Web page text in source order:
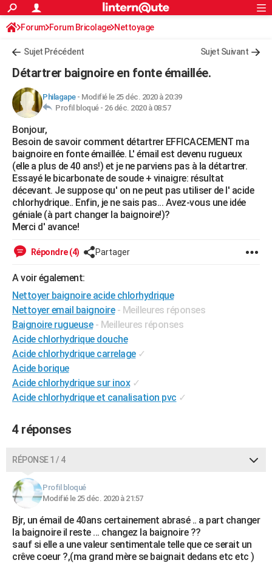
ACTUALITÉS
Politique
Société
Faits Divers
Education
Monde
Villes
+
FINANCE
Retraite
Impôts
Epargne
Immobilier
Risques naturels par ville
Banque
Assurance
Crédit
AUTO
Essais
Réserver un essai
Citadines
Berlines
SUV
Forum auto
+HIGH-TECH
Mobiles
Meilleur smartphone
Internet
Ordinateurs
Jeux vidéo
Guide high-tech
+BRICOLAGE
Forum
Aménagement intérieur
Extérieur
Cuisine
Salle de bains
Jardinage
Rangement
WEEK-END
Guides de France
Escapades
Patrimoine
Expositions
Musées
Week-end nature
LIFESTYLE
Alimentation
Guide de la santé
Maladies
Médicaments
Sommeil
Destinations
City break
Voyage nature
Voyage de noces
Forum
Climat
+
GUIDES D'ACHAT
BONS PLANS
CARTE DE VOEUX
Carte de Noël
Carte Bonne année
Carte Saint-Valentin
Carte Pâques
Carte d'anniversaire
DICTIONNAIRE
COPAINS D'AVANT
S'inscrire
Se connecter
Lycées
Collèges
Primaires
Universités
Entreprises
Service militaire
Avis de recherche
AVIS DE DÉCÈS
FORUM
Bricolage
Lifestyle
Culture
Sport
Auto
Television
Voyage
Cinema
S'inscrire
Connexion
Forum Forum Bricolage Nettoyage
Sujet Précédent Sujet Suivant
Détartrer baignoire en fonte émaillée.
Philagape- Modifié le 25 déc. 2020 à 20:39
Profil bloqué - 26 déc. 2020 à 08:57
Bonjour,
Besoin de savoir comment détartrer EFFICACEMENT ma
baignoire en fonte émaillée. L' émail est devenu rugueux
(elle a plus de 40 ans!) et je ne parviens pas à la détartrer.
Essayé le bicarbonate de soude + vinaigre: résultat
décevant. Je suppose qu' on ne peut pas utiliser de l' acide
chlorhydrique.. Enfin, je ne sais pas... Avez-vous une idée
géniale (à part changer la baignoire!)?
Merci d' avance!
Répondre (4) Partager
A voir également:
Nettoyer baignoire acide chlorhydrique
Nettoyer email baignoire - Meilleures réponses
Baignoire rugueuse - Meilleures réponses
Acide chlorhydrique douche
Acide chlorhydrique carrelage ✓
Acide borique
Acide chlorhydrique sur inox ✓
Acide chlorhydrique et canalisation pvc ✓
4 réponses
RÉPONSE 1 / 4
Profil bloqué
Modifié le 25 déc. 2020 à 21:57
Bjr, un émail de 40ans certainement abrasé .. a part changer
la baignoire il reste ... changez la baignoire ??
sauf si elle a une valeur sentimentale telle que ce serait un
crêve coeur ?,(ma grand mère se baignait dedans etc etc )